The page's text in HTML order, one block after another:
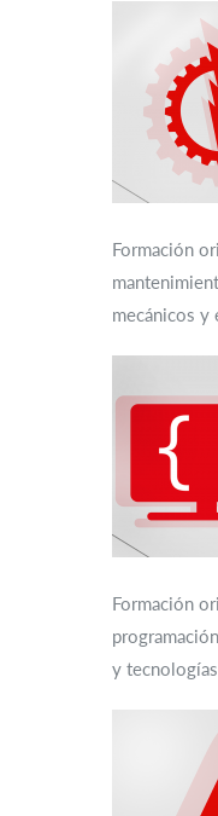
Formación
mecánicos y
Formación
programación
y